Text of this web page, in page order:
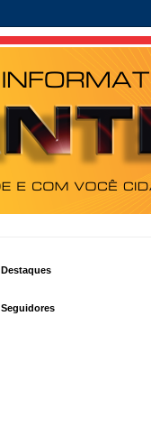
Destaques
Seguidores